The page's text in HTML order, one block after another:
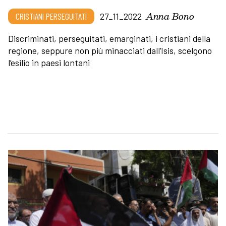
CRISTIANI PERSEGUITATI 27_11_2022 Anna Bono
Discriminati, perseguitati, emarginati, i cristiani della
regione, seppure non più minacciati dall’Isis, scelgono
l’esilio in paesi lontani